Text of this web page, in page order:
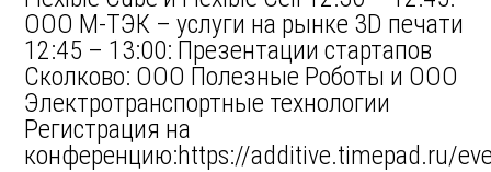
ООО М-ТЭК – услуги на рынке 3D печати
12:45 – 13:00: Презентации стартапов
Сколково: ООО Полезные Роботы и ООО
Электротранспортные технологии
Регистрация на
конференцию:https://additive.timepad.ru/